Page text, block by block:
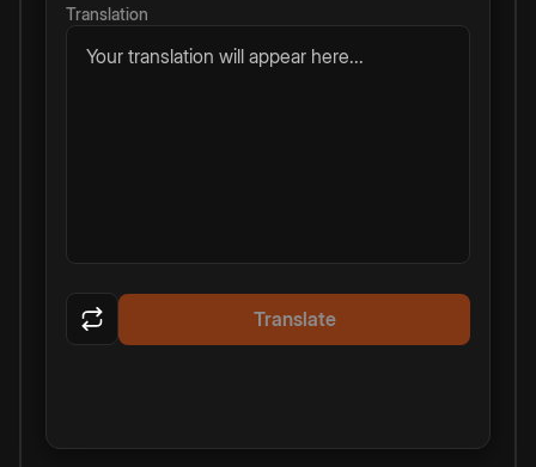
Translation
Your translation will appear here...
Translate